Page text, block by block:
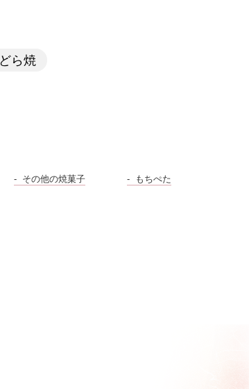
どら焼
その他の焼菓子 もちぺた